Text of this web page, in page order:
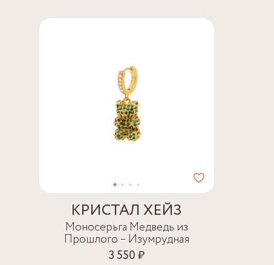
КРИСТАЛ ХЕЙЗ
Моносерьга Медведь из
Прошлого – Изумрудная
3 550 ₽